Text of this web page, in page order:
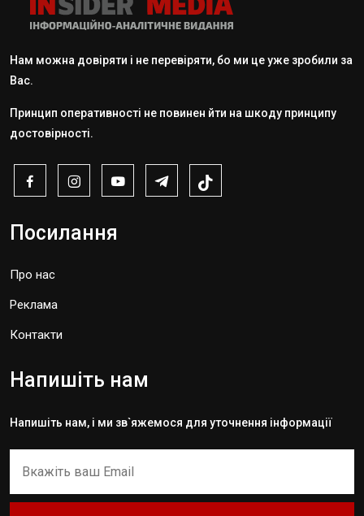
Нам можна довіряти і не перевіряти, бо ми це уже зробили за
Вас.
Принцип оперативності не повинен йти на шкоду принципу
достовірності.
Посилання
Про нас
Реклама
Контакти
Напишіть нам
Напишіть нам, і ми зв`яжемося для уточнення інформації